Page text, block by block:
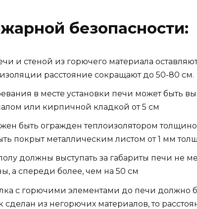
безопасности:
и стеной из горючего материала
расстояние сокращают до 50-80 см.
в месте установки печи может быть
или кирпичной кладкой от 5 см
быть огражден теплоизолятором
покрыт металлическим листом от 1 мм
должны выступать за габариты печи не
а спереди более, чем на 50 см
с горючими элементами до печи должно
сделан из негорючих материалов, то